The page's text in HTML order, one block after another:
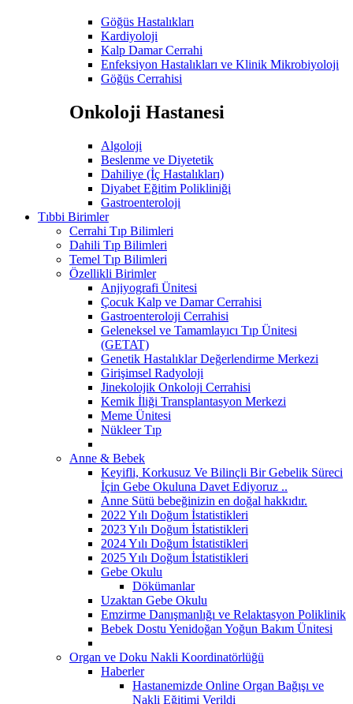
Göğüs Hastalıkları
Kardiyoloji
Kalp Damar Cerrahi
Enfeksiyon Hastalıkları ve Klinik Mikrobiyoloji
Göğüs Cerrahisi
Onkoloji Hastanesi
Algoloji
Beslenme ve Diyetetik
Dahiliye (İç Hastalıkları)
Diyabet Eğitim Polikliniği
Gastroenteroloji
Tıbbi Birimler
Cerrahi Tıp Bilimleri
Dahili Tıp Bilimleri
Temel Tıp Bilimleri
Özellikli Birimler
Anjiyografi Ünitesi
Çocuk Kalp ve Damar Cerrahisi
Gastroenteroloji Cerrahisi
Geleneksel ve Tamamlayıcı Tıp Ünitesi
(GETAT)
Genetik Hastalıklar Değerlendirme Merkezi
Girişimsel Radyoloji
Jinekolojik Onkoloji Cerrahisi
Kemik İliği Transplantasyon Merkezi
Meme Ünitesi
Nükleer Tıp
Anne & Bebek
Keyifli, Korkusuz Ve Bilinçli Bir Gebelik Süreci
İçin Gebe Okuluna Davet Ediyoruz ..
Anne Sütü bebeğinizin en doğal hakkıdır.
2022 Yılı Doğum İstatistikleri
2023 Yılı Doğum İstatistikleri
2024 Yılı Doğum İstatistikleri
2025 Yılı Doğum İstatistikleri
Gebe Okulu
Dökümanlar
Uzaktan Gebe Okulu
Emzirme Danışmanlığı ve Relaktasyon Poliklinik
Bebek Dostu Yenidoğan Yoğun Bakım Ünitesi
Organ ve Doku Nakli Koordinatörlüğü
Haberler
Hastanemizde Online Organ Bağışı ve
Nakli Eğitimi Verildi